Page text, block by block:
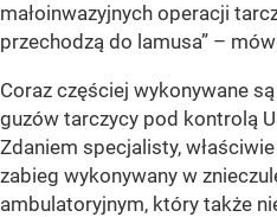
małoinwazyjnych operacji
przechodzą do lamusa” –
Coraz częściej wykonywane
guzów tarczycy pod kontrolą
Zdaniem specjalisty,
zabieg wykonywany w
ambulatoryjnym, który także